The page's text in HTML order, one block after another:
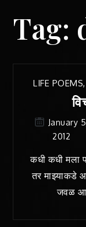
Tag:
LIFE POEMS,
January
2012
कधी कधी मला
तर माझ्याकडे
जवळ